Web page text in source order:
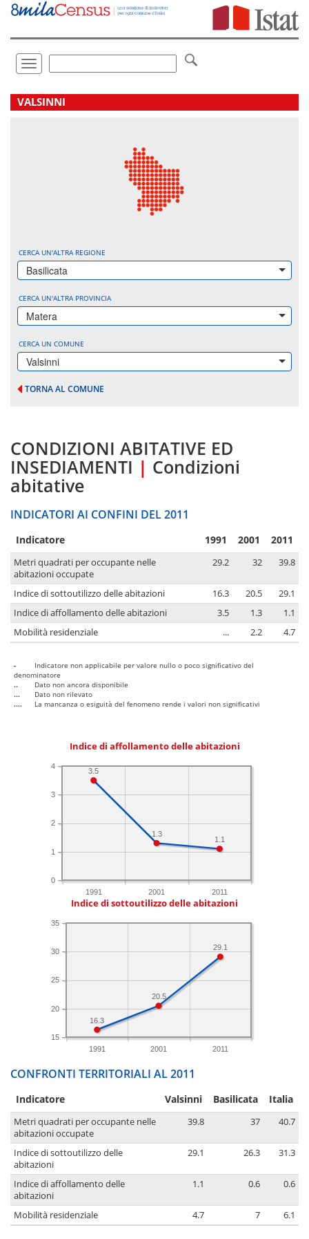
Vai
direttamente
Toggle
navigation
.
VALSINNI
CERCA UN'ALTRA REGIONE
Basilicata
CERCA UN'ALTRA PROVINCIA
Matera
CERCA UN COMUNE
Valsinni
TORNA AL COMUNE
CONDIZIONI ABITATIVE ED
INSEDIAMENTI | Condizioni
abitative
INDICATORI AI CONFINI DEL 2011
Indicatore 1991 2001 2011
Metri quadrati per occupante nelle
abitazioni occupate
29.2 32 39.8
Indice di sottoutilizzo delle abitazioni 16.3 20.5
29.1
Indice di affollamento delle abitazioni
3.5 1.3
1.1
Mobilità residenziale
... 2.2 4.7
-
Indicatore non applicabile per valore nullo o poco significativo del
denominatore
..
Dato non ancora disponibile
...
Dato non rilevato
....
La mancanza o esiguità del fenomeno rende i valori non significativi
Indice di affollamento delle abitazioni
1991 2001 2011
0
1
2
3
4
1.1
1.3
3.5
Indice di sottoutilizzo delle abitazioni
1991 2001 2011
15
20
25
30
35
29.1
20.5
16.3
CONFRONTI TERRITORIALI AL 2011
Indicatore Valsinni Basilicata Italia
Metri quadrati per occupante nelle
abitazioni occupate
39.8 37 40.7
Indice di sottoutilizzo delle
abitazioni
29.1 26.3 31.3
Indice di affollamento delle
abitazioni
1.1 0.6 0.6
Mobilità residenziale 4.7 7 6.1